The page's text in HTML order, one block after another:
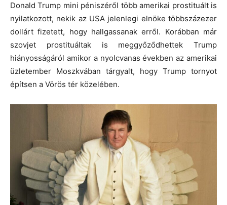
Donald Trump mini péniszéről több amerikai prostituált is
nyilatkozott, nekik az USA jelenlegi elnöke többszázezer
dollárt fizetett, hogy hallgassanak erről. Korábban már
szovjet prostituáltak is meggyőződhettek Trump
hiányosságáról amikor a nyolcvanas években az amerikai
üzletember Moszkvában tárgyalt, hogy Trump tornyot
építsen a Vörös tér közelében.